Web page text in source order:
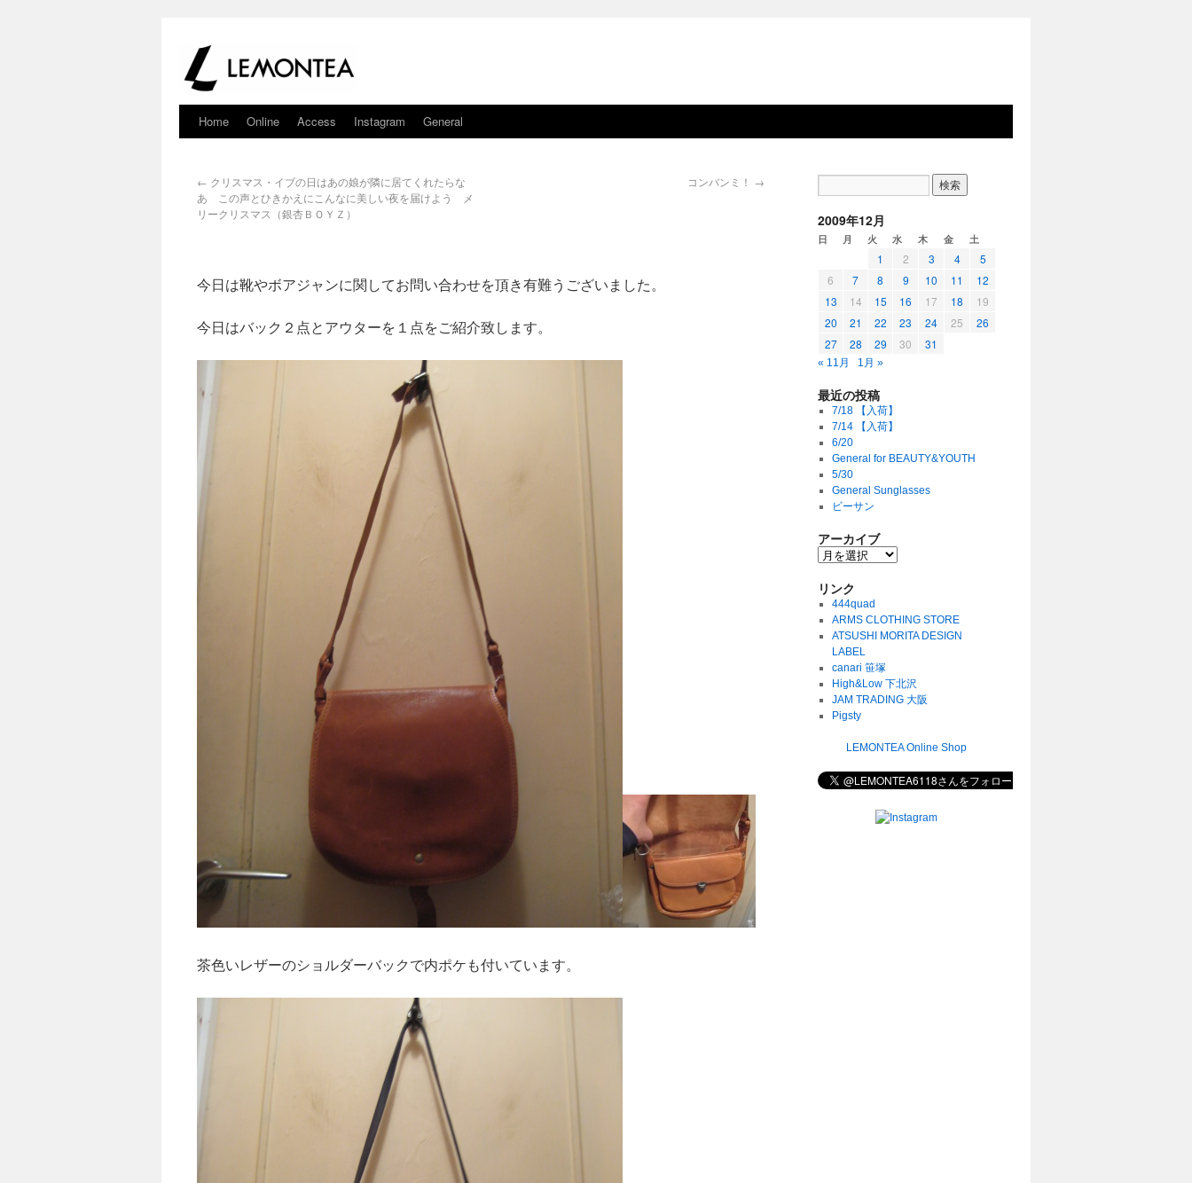
Home Online Access Instagram General
← クリスマス・イブの日はあの娘が隣に居てくれたらな
あ この声とひきかえにこんなに美しい夜を届けよう メ
リークリスマス（銀杏ＢＯＹＺ）
コンバンミ！ →
今日は靴やボアジャンに関してお問い合わせを頂き有難うございました。
今日はバック２点とアウターを１点をご紹介致します。
茶色いレザーのショルダーバックで内ポケも付いています。
2009年12月
日 月 火 水 木 金 土
1 2 3 4
5
6
7 8 9 10 11
12
13
14 15 16 17 18
19
20
21 22 23 24 25
26
27
28 29 30 31
« 11月 1月 »
最近の投稿
7/18 【入荷】
7/14 【入荷】
6/20
General for BEAUTY&YOUTH
5/30
General Sunglasses
ビーサン
アーカイブ
リンク
444quad
ARMS CLOTHING STORE
ATSUSHI MORITA DESIGN
LABEL
canari 笹塚
High&Low 下北沢
JAM TRADING 大阪
Pigsty
LEMONTEA Online Shop